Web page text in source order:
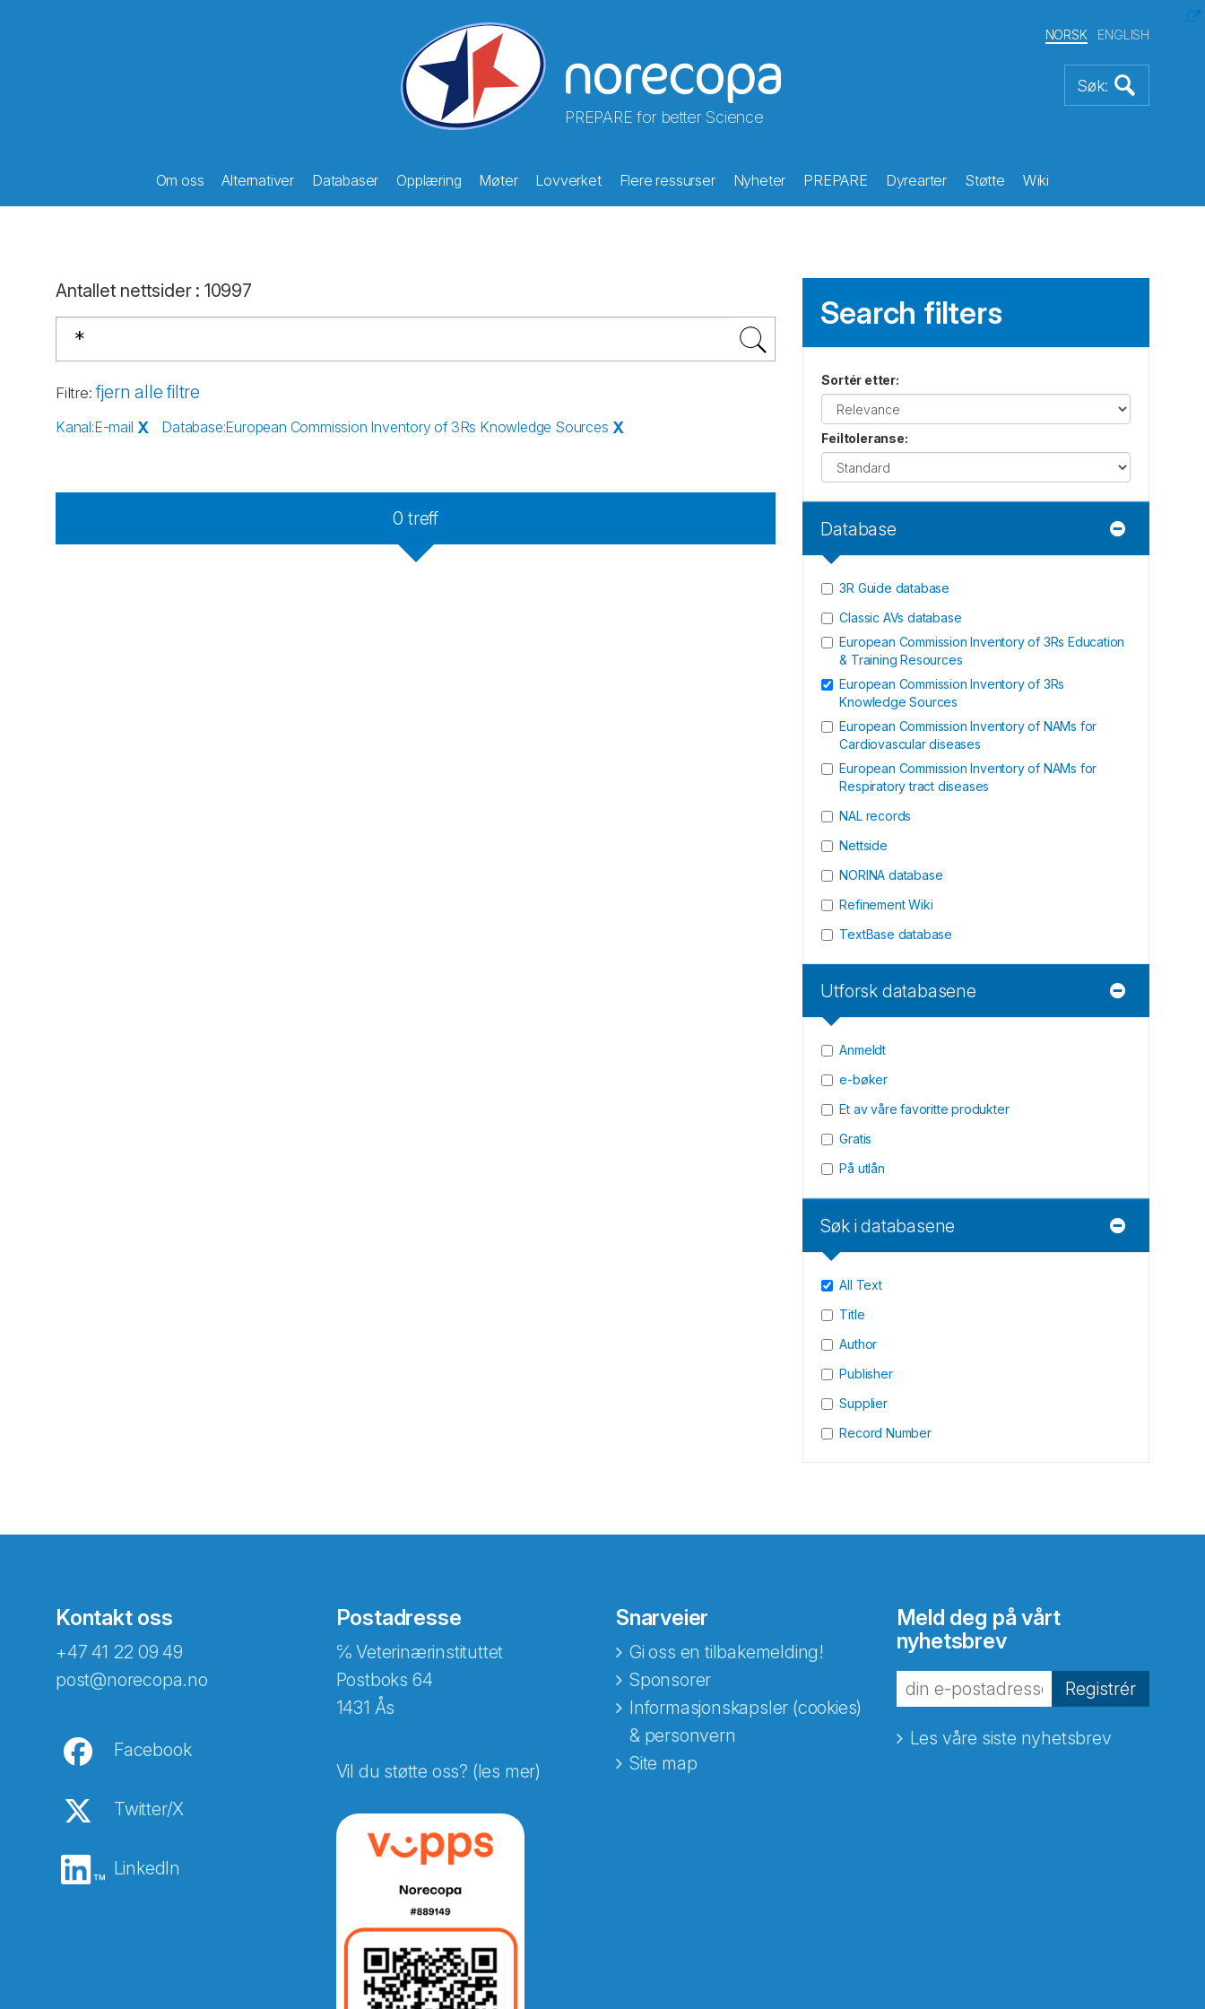
PREPARE for better Science
NORSK ENGLISH
Om oss Alternativer Databaser Opplæring Møter Lovverket Flere ressurser Nyheter PREPARE Dyrearter Støtte Wiki
Antallet nettsider: 10997
Filtre: fjern alle filtre
Kanal:E-mail X Database:European Commission Inventory of 3Rs Knowledge Sources X
0 treff
Search filters
Sortér etter:
Feiltoleranse:
Database
3R Guide database
Classic AVs database
European Commission Inventory of 3Rs Education
& Training Resources
European Commission Inventory of 3Rs
Knowledge Sources
European Commission Inventory of NAMs for
Cardiovascular diseases
European Commission Inventory of NAMs for
Respiratory tract diseases
NAL records
Nettside
NORINA database
Refinement Wiki
TextBase database
Utforsk databasene
Anmeldt
e-bøker
Et av våre favoritte produkter
Gratis
På utlån
Søk i databasene
All Text
Title
Author
Publisher
Supplier
Record Number
Kontakt oss
+47 41 22 09 49
post@norecopa.no
Facebook
Twitter/X
LinkedIn
Postadresse
℅ Veterinærinstituttet
Postboks 64
1431 Ås
Vil du støtte oss? (les mer)
Snarveier
Gi oss en tilbakemelding!
Sponsorer
Informasjonskapsler (cookies)
& personvern
Site map
Meld deg på vårt
nyhetsbrev
Registrér
Les våre siste nyhetsbrev